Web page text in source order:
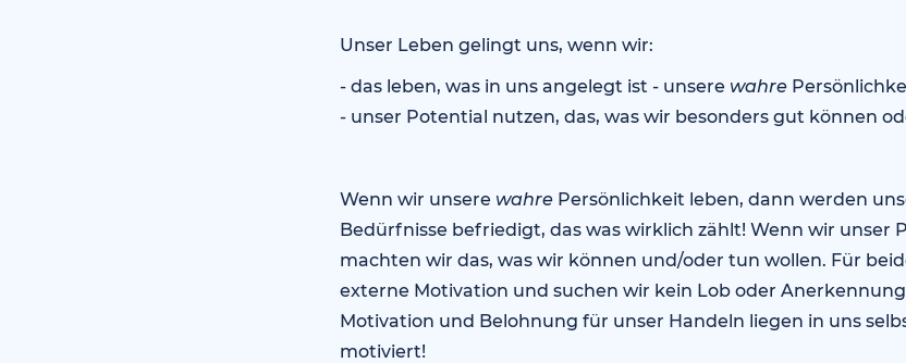
Unser Leben gelingt uns, wenn wir:
- das leben, was in uns angelegt ist - unsere wahre
- unser Potential nutzen, das, was wir besonders gut können
Wenn wir unsere wahre Persönlichkeit leben, dann werden
Bedürfnisse befriedigt, das was wirklich zählt! Wenn wir unser
machten wir das, was wir können und/oder tun wollen. Für
externe Motivation und suchen wir kein Lob oder
Motivation und Belohnung für unser Handeln liegen in uns
motiviert!